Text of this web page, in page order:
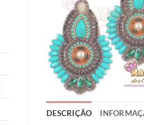
DESCRIÇÃO